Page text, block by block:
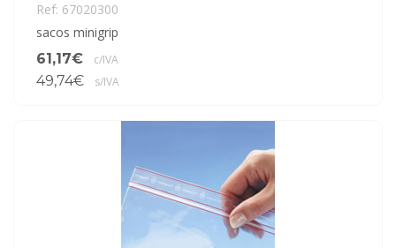
Ref: 67020300
sacos minigrip
61,17€
c/IVA
49,74€ s/IVA